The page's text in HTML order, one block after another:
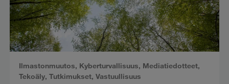
Ilmastonmuutos, Kyberturvallisuus, Mediatiedotteet,
Tekoäly, Tutkimukset, Vastuullisuus